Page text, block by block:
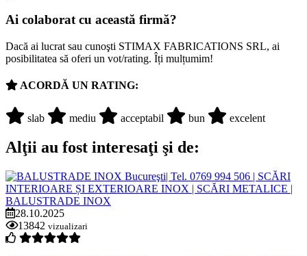
Ai colaborat cu această firmă?
Dacă ai lucrat sau cunoşti STIMAX FABRICATIONS SRL, ai
posibilitatea să oferi un vot/rating. Îți mulțumim!
ACORDĂ UN RATING:
slab mediu acceptabil bun excelent
Alţii au fost interesaţi şi de:
28.10.2025
13842 vizualizari